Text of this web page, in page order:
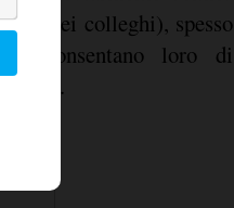
11%
dei colleghi), spesso
consentano loro di